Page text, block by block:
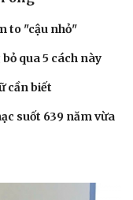
to "cậu nhỏ"
qua 5 cách này
cần biết
suốt 639 năm vừa